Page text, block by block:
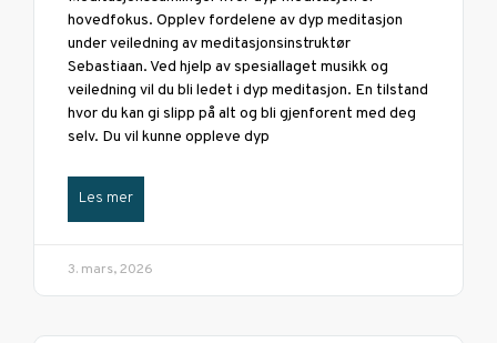
hovedfokus. Opplev fordelene av dyp meditasjon
under veiledning av meditasjonsinstruktør
Sebastiaan. Ved hjelp av spesiallaget musikk og
veiledning vil du bli ledet i dyp meditasjon. En tilstand
hvor du kan gi slipp på alt og bli gjenforent med deg
selv. Du vil kunne oppleve dyp
Les mer
3. mars, 2026